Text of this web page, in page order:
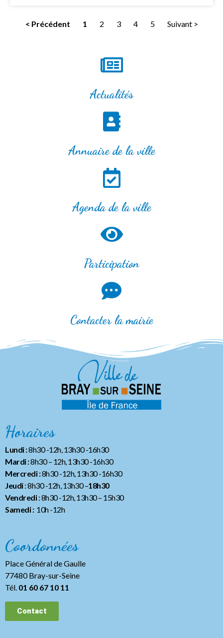
< Précédent 1 2 3 4 5 Suivant >
Actualités
Annuaire de la ville
Agenda de la ville
Participation
Contacter la mairie
Horaires
Lundi :8h30 -12h, 13h30 -16h30
Mardi :8h30 – 12h, 13h30 -16h30
Mercredi :8h30 -12h, 13h30 -16h30
Jeudi: 8h30 -12h, 13h30 –18h30
Vendredi: 8h30 -12h, 13h30– 15h30
Samedi :10h -12h
Coordonnées
Place Général de Gaulle
77480 Bray-sur-Seine
Tél. 01 60 67 10 11
Contact